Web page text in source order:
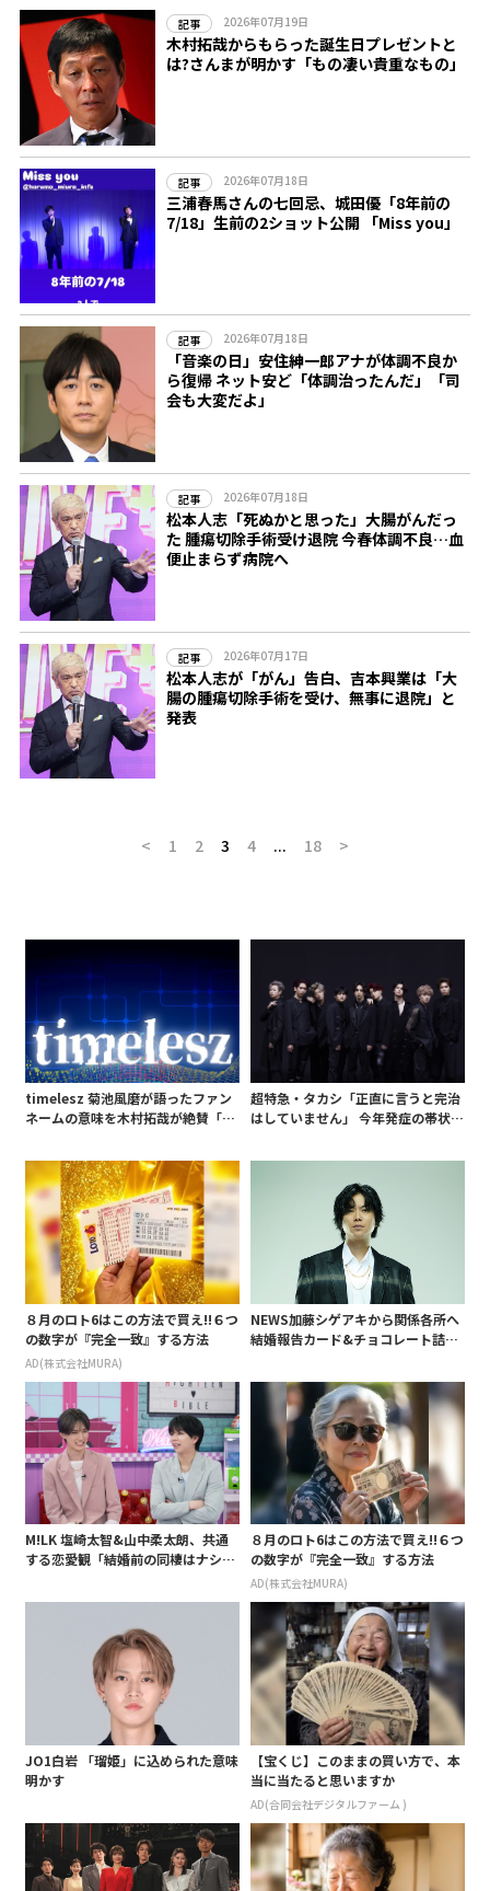
記事 2026年07月19日
木村拓哉からもらった誕生日プレゼントと
は?さんまが明かす「もの凄い貴重なもの」
記事 2026年07月18日
三浦春馬さんの七回忌、城田優「8年前の
7/18」生前の2ショット公開 「Miss you」
記事 2026年07月18日
「音楽の日」安住紳一郎アナが体調不良か
ら復帰 ネット安ど「体調治ったんだ」「司
会も大変だよ」
記事 2026年07月18日
松本人志「死ぬかと思った」大腸がんだっ
た 腫瘍切除手術受け退院 今春体調不良…血
便止まらず病院へ
記事 2026年07月17日
松本人志が「がん」告白、吉本興業は「大
腸の腫瘍切除手術を受け、無事に退院」と
発表
< 1 2 3 4 ... 18 >
timelesz 菊池風磨が語ったファン
ネームの意味を木村拓哉が絶賛「考
超特急・タカシ「正直に言うと完治
はしていません」 今年発症の帯状疱
白 後遺症も語る
８月のロト6はこの方法で買え!!６つ
の数字が『完全一致』する方法
AD(株式会社MURA)
NEWS加藤シゲアキから関係各所へ
結婚報告カード&チョコレート詰め
も添えて
M!LK 塩崎太智&山中柔太朗、共通
する恋愛観「結婚前の同棲はナシ」
８月のロト6はこの方法で買え!!６つ
の数字が『完全一致』する方法
AD(株式会社MURA)
JO1白岩 「瑠姫」に込められた意味
明かす
【宝くじ】このままの買い方で、本
当に当たると思いますか
AD(合同会社デジタルファーム )